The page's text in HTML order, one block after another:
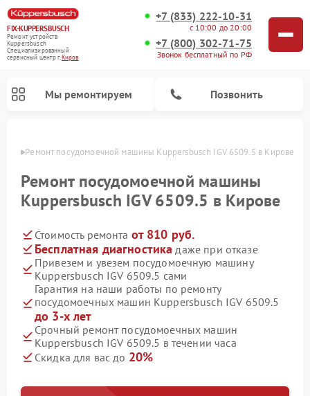
FIX-KUPPERSBUSCH
Ремонт устройств
Kuppersbusch
Специализированный
cервисный центр г.Киров
+7 (833) 222-10-31
с 10:00 до 20:00
+7 (800) 302-71-75
Звонок бесплатный по РФ
Мы ремонтируем Позвонить
Ремонт посудомоечной машины Kuppersbusch IGV 6509.5 в Кирове
Ремонт посудомоечной машины
Kuppersbusch IGV 6509.5 в Кирове
Стоимость ремонта от 810 руб.
Бесплатная диагностика даже при отказе
Привезем и увезем посудомоечную машину
Kuppersbusch IGV 6509.5 сами
Гарантия на наши работы по ремонту
посудомоечных машин Kuppersbusch IGV 6509.5
до 3-х лет
Срочный ремонт посудомоечных машин
Kuppersbusch IGV 6509.5 в течении часа
Скидка для вас до 20%